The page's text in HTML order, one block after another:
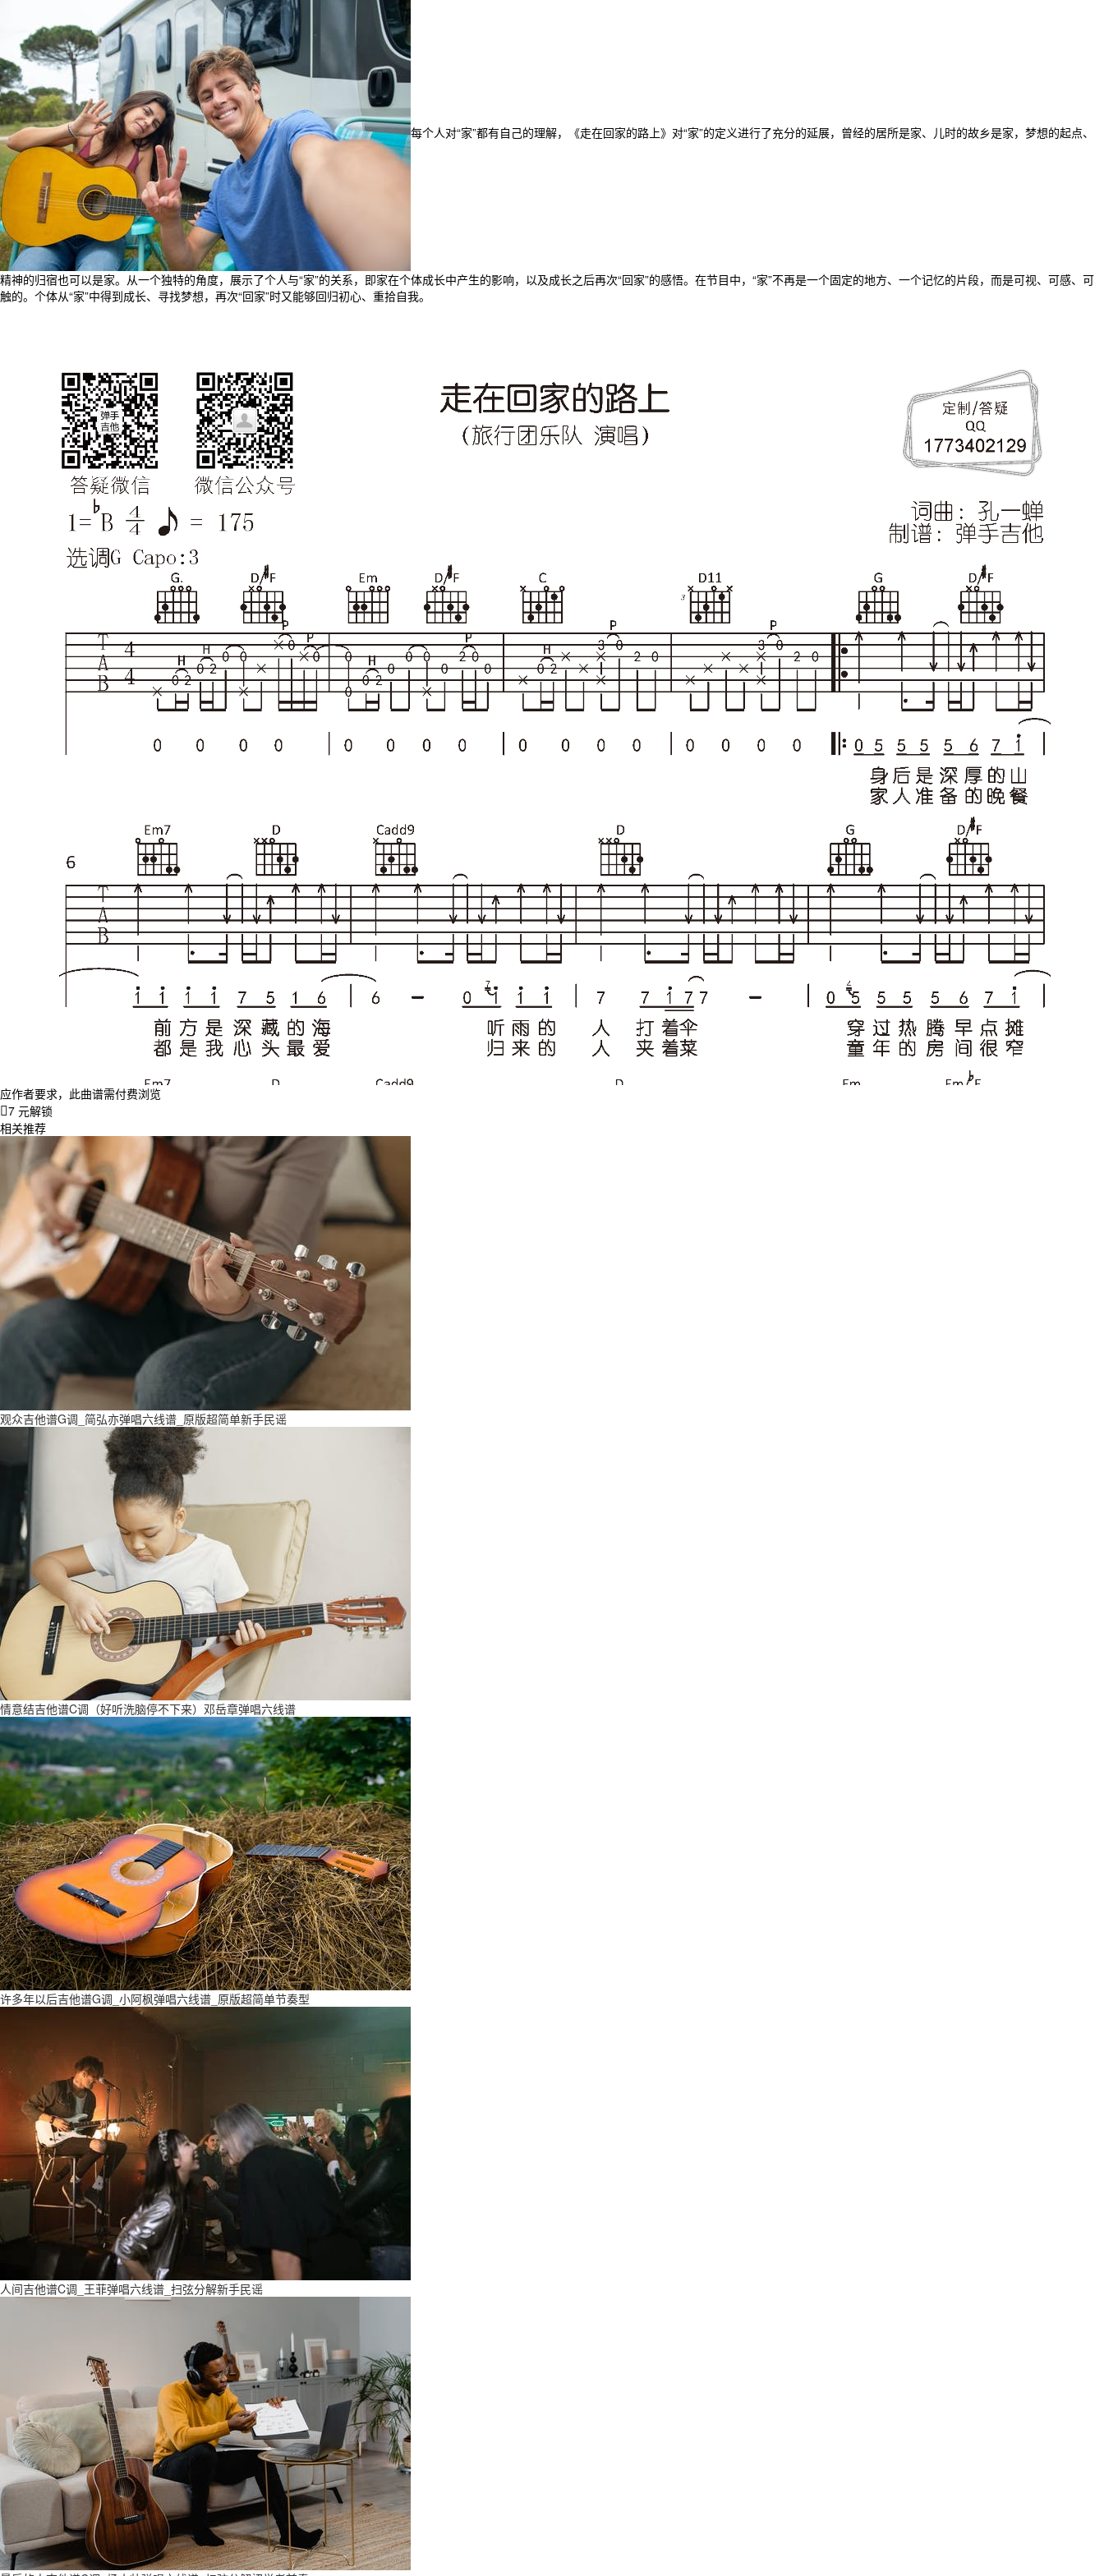
每个人对“家”都有自己的理解，《走在回家的路上》对“家”的定义进行了充分的延展，曾经的居所是家、儿时的故乡是家，梦想的起点、
精神的归宿也可以是家。从一个独特的角度，展示了个人与“家”的关系，即家在个体成长中产生的影响，以及成长之后再次“回家”的感悟。在节目中，“家”不再是一个固定的地方、一个记忆的片段，而是可视、可感、可
触的。个体从“家”中得到成长、寻找梦想，再次“回家”时又能够回归初心、重拾自我。
应作者要求，此曲谱需付费浏览
7 元解锁
相关推荐
观众吉他谱G调_简弘亦弹唱六线谱_原版超简单新手民谣
情意结吉他谱C调（好听洗脑停不下来）邓岳章弹唱六线谱
许多年以后吉他谱G调_小阿枫弹唱六线谱_原版超简单节奏型
人间吉他谱C调_王菲弹唱六线谱_扫弦分解新手民谣